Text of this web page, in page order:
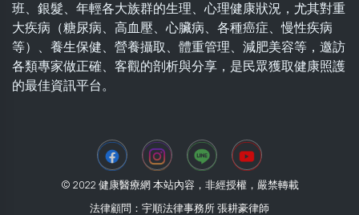
班、銀髮、年輕各大族群的生理、心理健康狀況，尤其對重
大疾病（糖尿病、高血壓、心臟病、各種癌症、慢性疾病
等）、養生保健、營養攝取、體重管理、減肥美容等，邀訪
各類專家做正確、客觀的剖析與分享，是民眾獲取健康照護
的最佳資訊平台。
© 2022 健康醫療網 本站內容，非經授權，嚴禁轉載
法律顧問：宇順法律事務所 張耕豪律師